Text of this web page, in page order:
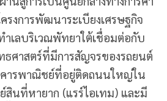
รงการพัฒนาระเบียงเศรษฐกิจ
เลบริเวณพัทยาใต้เชื่อมต่อกับ
ศาสตร์ที่มีการสัญจรของรถยนต์
ารพาณิชย์ที่อยู่ติดถนนใหญ่ใน
นที่หายาก (แรร์ไอเทม) และมี